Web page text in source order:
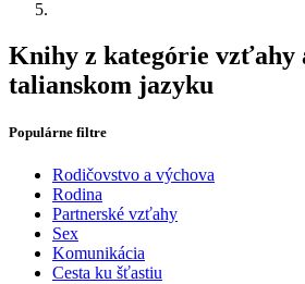
Knihy z kategórie vzťahy
talianskom jazyku
Populárne filtre
Rodičovstvo a výchova
Rodina
Partnerské vzťahy
Sex
Komunikácia
Cesta ku šťastiu